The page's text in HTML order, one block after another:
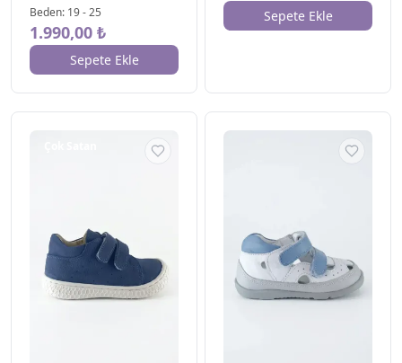
Beden: 19-25
1.990,00 ₺
Sepete Ekle
Sepete Ekle